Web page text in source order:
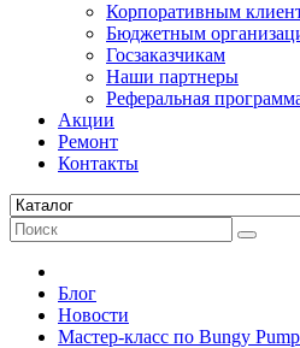
Корпоративным
Бюджетным
Госзаказчикам
Наши партнеры
Реферальная
Акции
Ремонт
Контакты
Блог
Новости
Мастер-класс по Bungy